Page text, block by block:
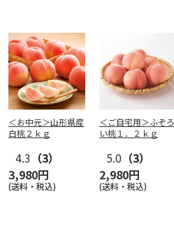
＜お中元＞山形県産
白桃２ｋｇ
4.3 （3）
3,980円
(送料・税込)
＜ご自宅用＞ふぞろ
い桃１．２ｋｇ
5.0 （3）
2,980円
(送料・税込)